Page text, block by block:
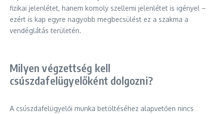
fizikai jelenlétet, hanem komoly szellemi jelenlétet is igényel –
ezért is kap egyre nagyobb megbecsülést ez a szakma a
vendéglátás területén.
Milyen végzettség kell
csúszdafelügyelőként dolgozni?
A csúszdafelügyelői munka betöltéséhez alapvetően nincs